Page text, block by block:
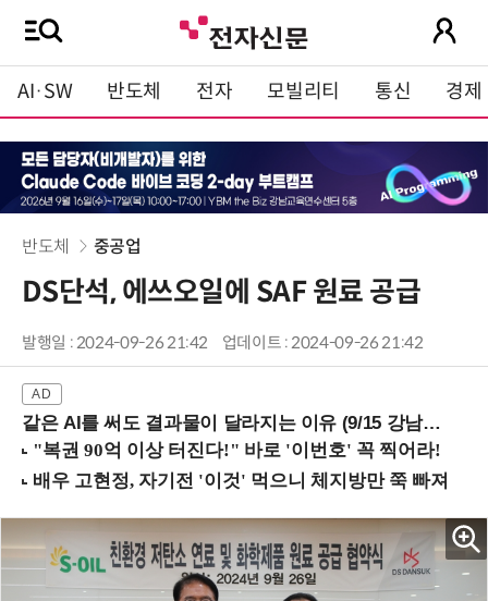
AI·SW 반도체 전자 모빌리티 통신 경제
반도체 중공업
DS단석, 에쓰오일에 SAF 원료 공급
발행일 : 2024-09-26 21:42 업데이트 : 2024-09-26 21:42
같은 AI를 써도 결과물이 달라지는 이유 (9/15 강남역)